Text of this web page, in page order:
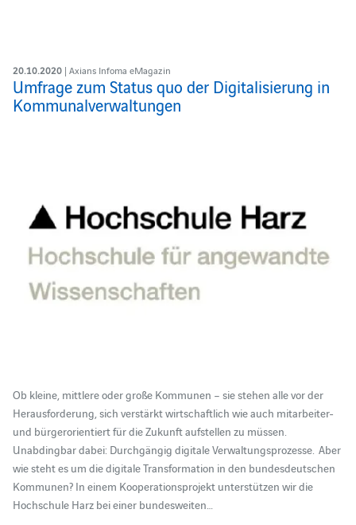
20.10.2020| Axians Infoma eMagazin
Umfrage zum Status quo der Digitalisierung in
Kommunalverwaltungen
Ob kleine, mittlere oder große Kommunen – sie stehen alle vor der
Herausforderung, sich verstärkt wirtschaftlich wie auch mitarbeiter-
und bürgerorientiert für die Zukunft aufstellen zu müssen.
Unabdingbar dabei: Durchgängig digitale Verwaltungsprozesse. Aber
wie steht es um die digitale Transformation in den bundesdeutschen
Kommunen? In einem Kooperationsprojekt unterstützen wir die
Hochschule Harz bei einer bundesweiten…